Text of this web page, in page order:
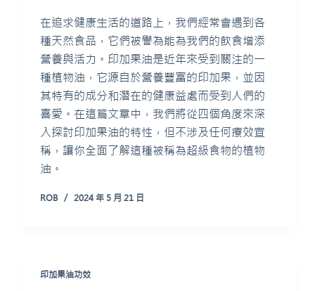
在追求健康生活的道路上，我們經常會遇到各
種天然食品，它們被譽為能為我們的飲食增添
營養與活力。印加果油是近年來受到關注的一
種植物油，它源自於營養豐富的印加果，並因
其特有的成分和潛在的健康益處而受到人們的
喜愛。在這篇文章中，我們將從四個角度來深
入探討印加果油的特性，但不涉及任何療效宣
稱，讓你全面了解這種被稱為超級食物的植物
油。
ROB 2024 年 5 月 21 日
印加果油功效